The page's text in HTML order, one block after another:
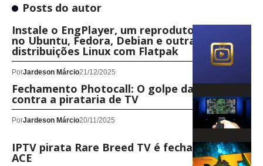
Posts do autor
Instale o EngPlayer, um reprodutor de mídia,
no Ubuntu, Fedora, Debian e outras
distribuições Linux com Flatpak
PorJardeson Márcio21/12/2025
Fechamento Photocall: O golpe da ACE
contra a pirataria de TV
PorJardeson Márcio20/11/2025
IPTV pirata Rare Breed TV é fechado pela
ACE